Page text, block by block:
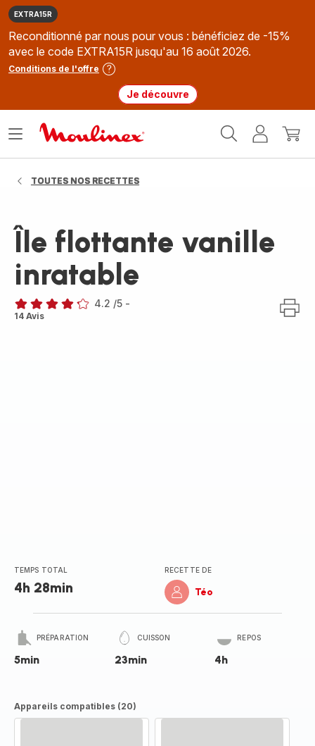
EXTRA15R
Reconditionné par nous pour vous : bénéficiez de -15%
avec le code EXTRA15R jusqu'au 16 août 2026.
Conditions de l'offre
Je découvre
MonMon
Ouvrir
TOUTES NOS RECETTES
Île flottante vanille
inratable
ratings.4.2
4.2 /5 -
14 Avis
TEMPS TOTAL
4h 28min
RECETTE DE
Téo
PRÉPARATION
5min
CUISSON
23min
REPOS
4h
Appareils compatibles (20)